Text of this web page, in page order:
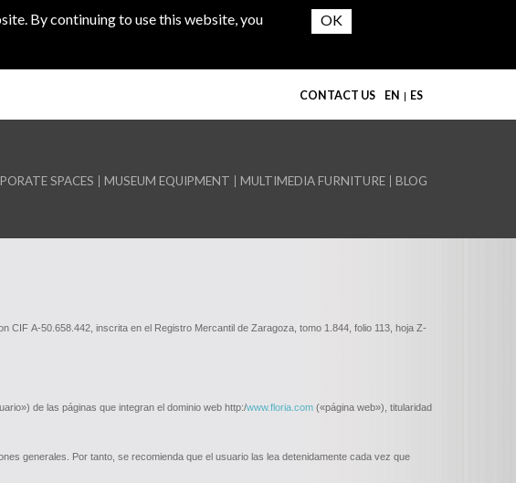
By continuing to use this website, you
EN ES
CONTACT US
SPACES MUSEUM EQUIPMENT MULTIMEDIA FURNITURE BLOG
A-50.658.442, inscrita en el Registro Mercantil de Zaragoza, tomo 1.844, folio 113, hoja Z-
de las páginas que integran el dominio web http:/www.floria.com («página web»), titularidad
generales. Por tanto, se recomienda que el usuario las lea detenidamente cada vez que